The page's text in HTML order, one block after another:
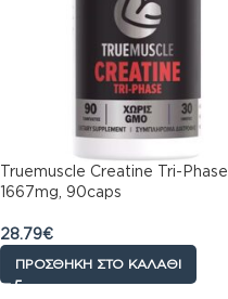
Truemuscle Creatine Tri-Phase
1667mg, 90caps
28.79€
ΠΡΟΣΘΉΚΗ ΣΤΟ ΚΑΛΆΘΙ